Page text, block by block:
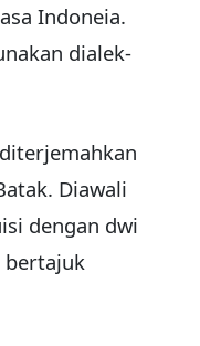
Indoneia.
dia­lek­
Diawali
dengan dwi
bertajuk